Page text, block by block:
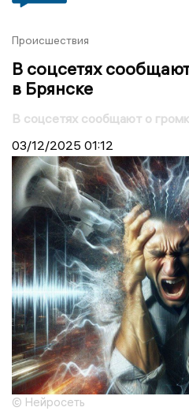
Происшествия
В соцсетях
в Брянске
В соцсетях сообщают о
03/12/2025 01:12
© Нейросеть